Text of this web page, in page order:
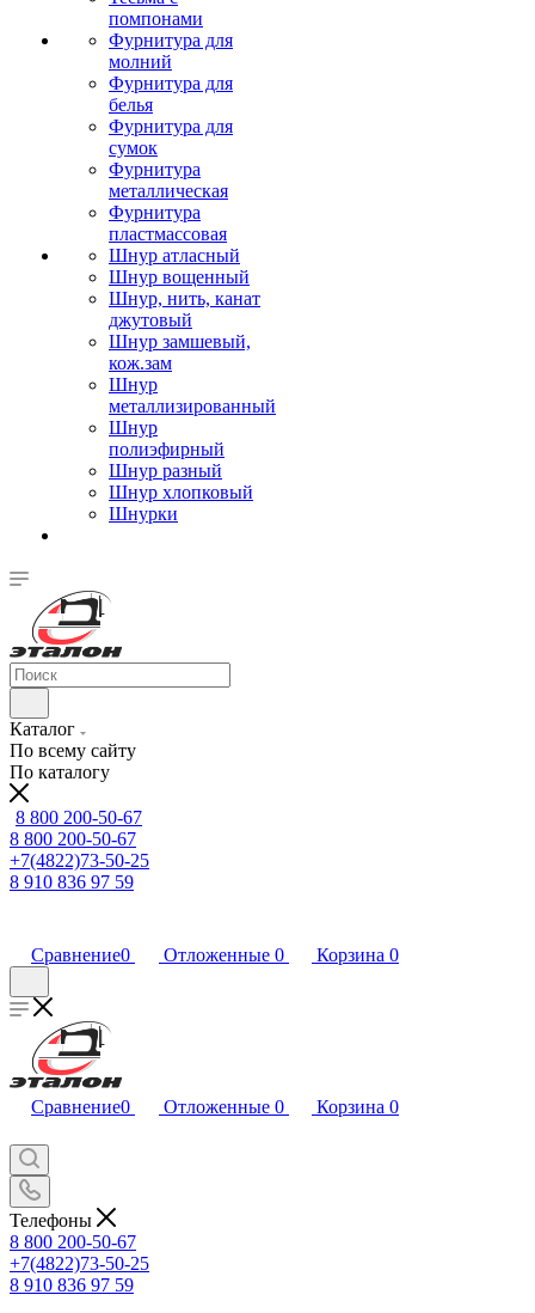
помпонами
Фурнитура для
молний
Фурнитура для
белья
Фурнитура для
сумок
Фурнитура
металлическая
Фурнитура
пластмассовая
Шнур атласный
Шнур вощенный
Шнур, нить, канат
джутовый
Шнур замшевый,
кож.зам
Шнур
металлизированный
Шнур
полиэфирный
Шнур разный
Шнур хлопковый
Шнурки
Каталог
По всему сайту
По каталогу
8 800 200-50-67
8 800 200-50-67
+7(4822)73-50-25
8 910 836 97 59
Сравнение0 Отложенные 0 Корзина 0
Сравнение0 Отложенные 0 Корзина 0
Телефоны
8 800 200-50-67
+7(4822)73-50-25
8 910 836 97 59